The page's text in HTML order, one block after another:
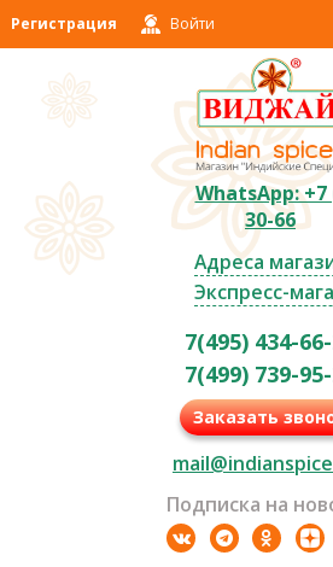
Регистрация Войти
WhatsApp: +7
30-66
Адреса
Экспресс-
7(495) 434-
7(499) 739-
Заказать
Подписка на